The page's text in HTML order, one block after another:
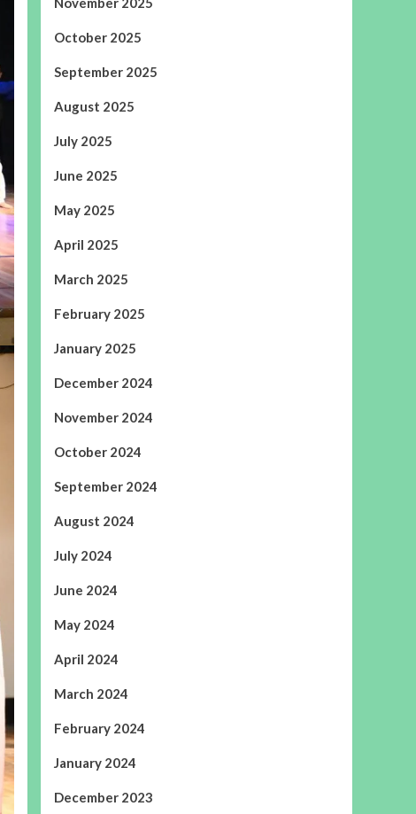
October 2025
September 2025
August 2025
July 2025
June 2025
May 2025
April 2025
March 2025
February 2025
January 2025
December 2024
November 2024
October 2024
September 2024
August 2024
July 2024
June 2024
May 2024
April 2024
March 2024
February 2024
January 2024
December 2023